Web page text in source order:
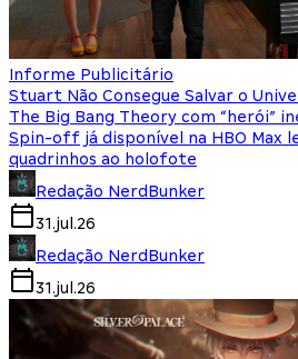
Informe Publicitário
Stuart Não Consegue Salvar o
The Big Bang Theory com “herói”
Spin-off já disponível na HBO Max
quadrinhos ao holofote
Redação NerdBunker
31.jul.26
Redação NerdBunker
31.jul.26